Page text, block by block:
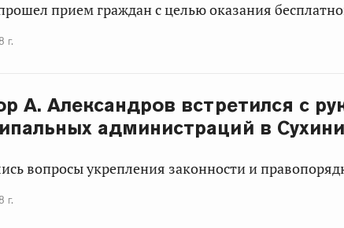
прием граждан с целью оказания
г.
А. Александров встретился с
администраций в
вопросы укрепления законности и
г.